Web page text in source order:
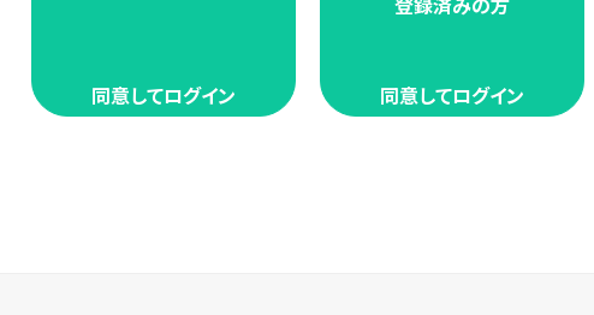
同意してログイン 同意してログイン